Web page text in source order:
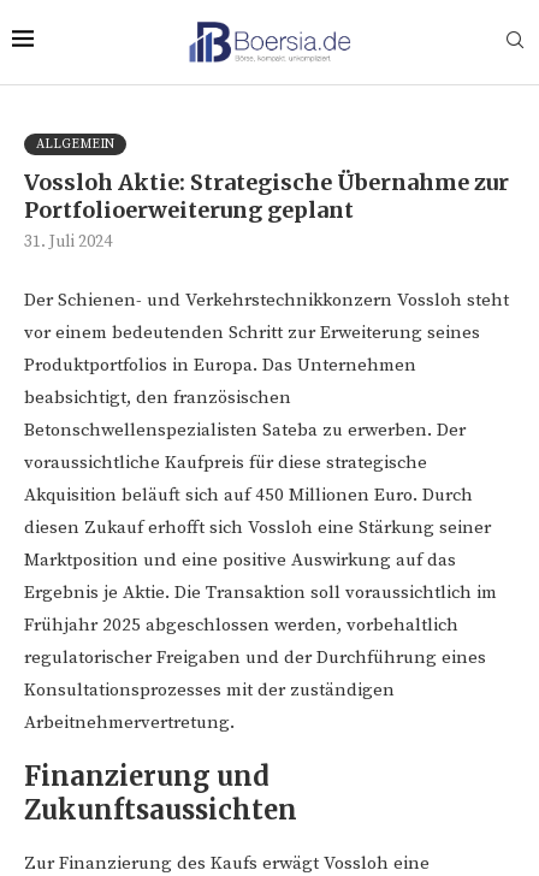
ALLGEMEIN
Vossloh Aktie: Strategische Übernahme zur
Portfolioerweiterung geplant
31. Juli 2024
Der Schienen- und Verkehrstechnikkonzern Vossloh steht
vor einem bedeutenden Schritt zur Erweiterung seines
Produktportfolios in Europa. Das Unternehmen
beabsichtigt, den französischen
Betonschwellenspezialisten Sateba zu erwerben. Der
voraussichtliche Kaufpreis für diese strategische
Akquisition beläuft sich auf 450 Millionen Euro. Durch
diesen Zukauf erhofft sich Vossloh eine Stärkung seiner
Marktposition und eine positive Auswirkung auf das
Ergebnis je Aktie. Die Transaktion soll voraussichtlich im
Frühjahr 2025 abgeschlossen werden, vorbehaltlich
regulatorischer Freigaben und der Durchführung eines
Konsultationsprozesses mit der zuständigen
Arbeitnehmervertretung.
Finanzierung und
Zukunftsaussichten
Zur Finanzierung des Kaufs erwägt Vossloh eine